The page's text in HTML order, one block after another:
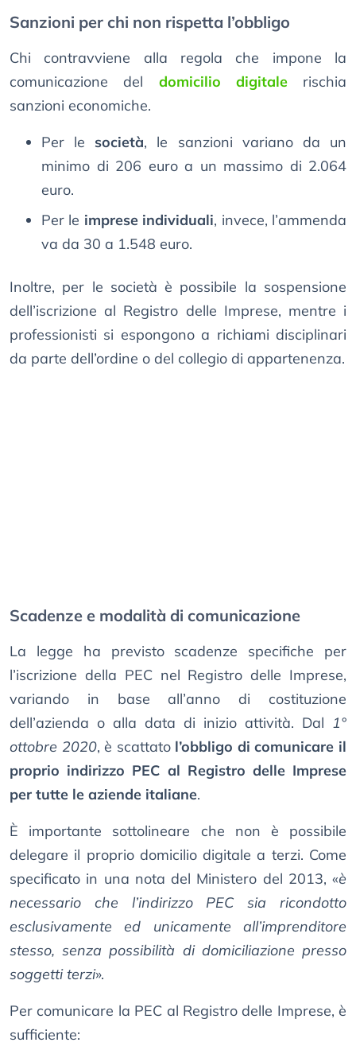
Sanzioni per chi non rispetta l’obbligo
Chi contravviene alla regola che impone la
comunicazione del domicilio digitalerischia
sanzioni economiche.
Per le società, le sanzioni variano da un
minimo di 206 euro a un massimo di 2.064
euro.
Per le imprese individuali, invece, l’ammenda
va da 30 a 1.548 euro.
Inoltre, per le società è possibile la sospensione
dell’iscrizione al Registro delle Imprese, mentre i
professionisti si espongono a richiami disciplinari
da parte dell’ordine o del collegio di appartenenza.
Scadenze e modalità di comunicazione
La legge ha previsto scadenze specifiche per
l’iscrizione della PEC nel Registro delle Imprese,
variando in base all’anno di costituzione
dell’azienda o alla data di inizio attività. Dal 1°
ottobre 2020, è scattato l’obbligo di comunicare il
proprio indirizzo PEC al Registro delle Imprese
per tutte le aziende italiane.
È importante sottolineare che non è possibile
delegare il proprio domicilio digitale a terzi. Come
specificato in una nota del Ministero del 2013, «è
necessario che l’indirizzo PEC sia ricondotto
esclusivamente ed unicamente all’imprenditore
stesso, senza possibilità di domiciliazione presso
soggetti terzi».
Per comunicare la PEC al Registro delle Imprese, è
sufficiente: